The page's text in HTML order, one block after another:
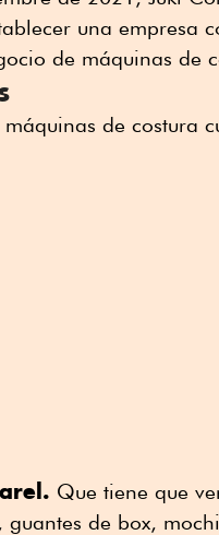
una empresa
de máquinas de
de costura
Que tiene que
guantes de box,